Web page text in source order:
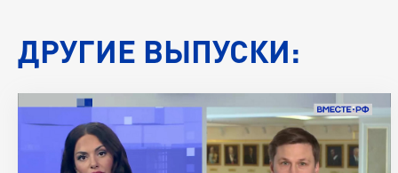
ДРУГИЕ ВЫПУСКИ: